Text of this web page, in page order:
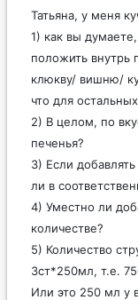
Татьяна, у меня
1) как вы
положить
клюкву/ вишню/
что для
2) В целом, по
печенья?
3) Если
ли в
4) Уместно ли
количестве?
5) Количество
3ст*250мл, т.е.
Или это 250 мл у